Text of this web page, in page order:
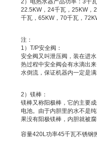
2 ）电热水器产品功率： 3千
22.5KW， 24千瓦， 25KW，
千瓦， 65KW， 70千瓦，
注：
1 ） T/P安全阀：
安全阀又叫泄压阀 ，装在进
热过程中安全阀会有水滴出
水倒流，保证机器内一定是
2 ） 镁棒：
镁棒又称阳极棒 ，它的主要
电池。由于内胆里的水不是
果没有阳极镁棒，内胆就被
容量420L功率45千瓦不锈钢